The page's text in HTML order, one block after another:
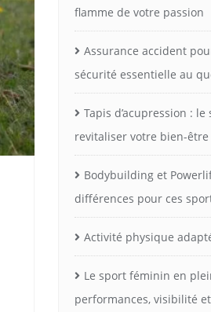
flamme de votre passion
Assurance accident
sécurité essentielle au
Tapis d’acupression :
revitaliser votre bien-être
Bodybuilding et
différences pour ces
Activité physique
Le sport féminin en
performances, visibilité